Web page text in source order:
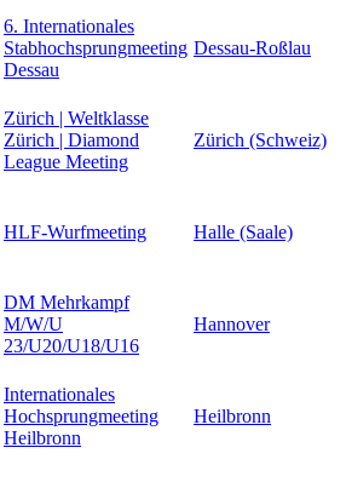
6. Internationales
Stabhochsprungmeeting
Dessau
Dessau-Roßlau
Zürich | Weltklasse
Zürich | Diamond
League Meeting
Zürich (Schweiz)
HLF-Wurfmeeting Halle (Saale)
DM Mehrkampf
M/W/U
23/U20/U18/U16
Hannover
Internationales
Hochsprungmeeting
Heilbronn
Heilbronn